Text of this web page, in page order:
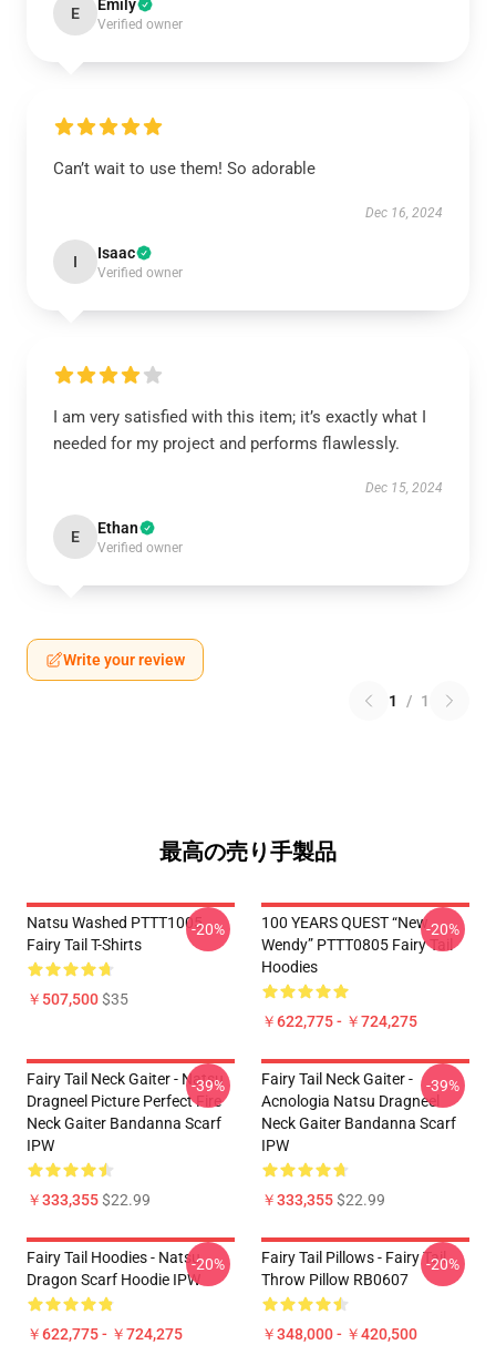
E Emily
Verified owner
Can’t wait to use them! So adorable
Dec 16, 2024
I Isaac
Verified owner
I am very satisfied with this item; it’s exactly what I
needed for my project and performs flawlessly.
Dec 15, 2024
E Ethan
Verified owner
Write your review
1 / 1
最高の売り手製品
Natsu Washed PTTT1005
Fairy Tail T-Shirts
￥507,500$35
-20%
100 YEARS QUEST “New
Wendy” PTTT0805 Fairy Tail
Hoodies
￥622,775 - ￥724,275
-20%
Fairy Tail Neck Gaiter - Natsu
Dragneel Picture Perfect Fire
Neck Gaiter Bandanna Scarf
IPW
￥333,355$22.99
-39%
Fairy Tail Neck Gaiter -
Acnologia Natsu Dragneel
Neck Gaiter Bandanna Scarf
IPW
￥333,355$22.99
-39%
Fairy Tail Hoodies - Natsu
Dragon Scarf Hoodie IPW
￥622,775 - ￥724,275
-20%
Fairy Tail Pillows - Fairy Tail
Throw Pillow RB0607
￥348,000 - ￥420,500
-20%